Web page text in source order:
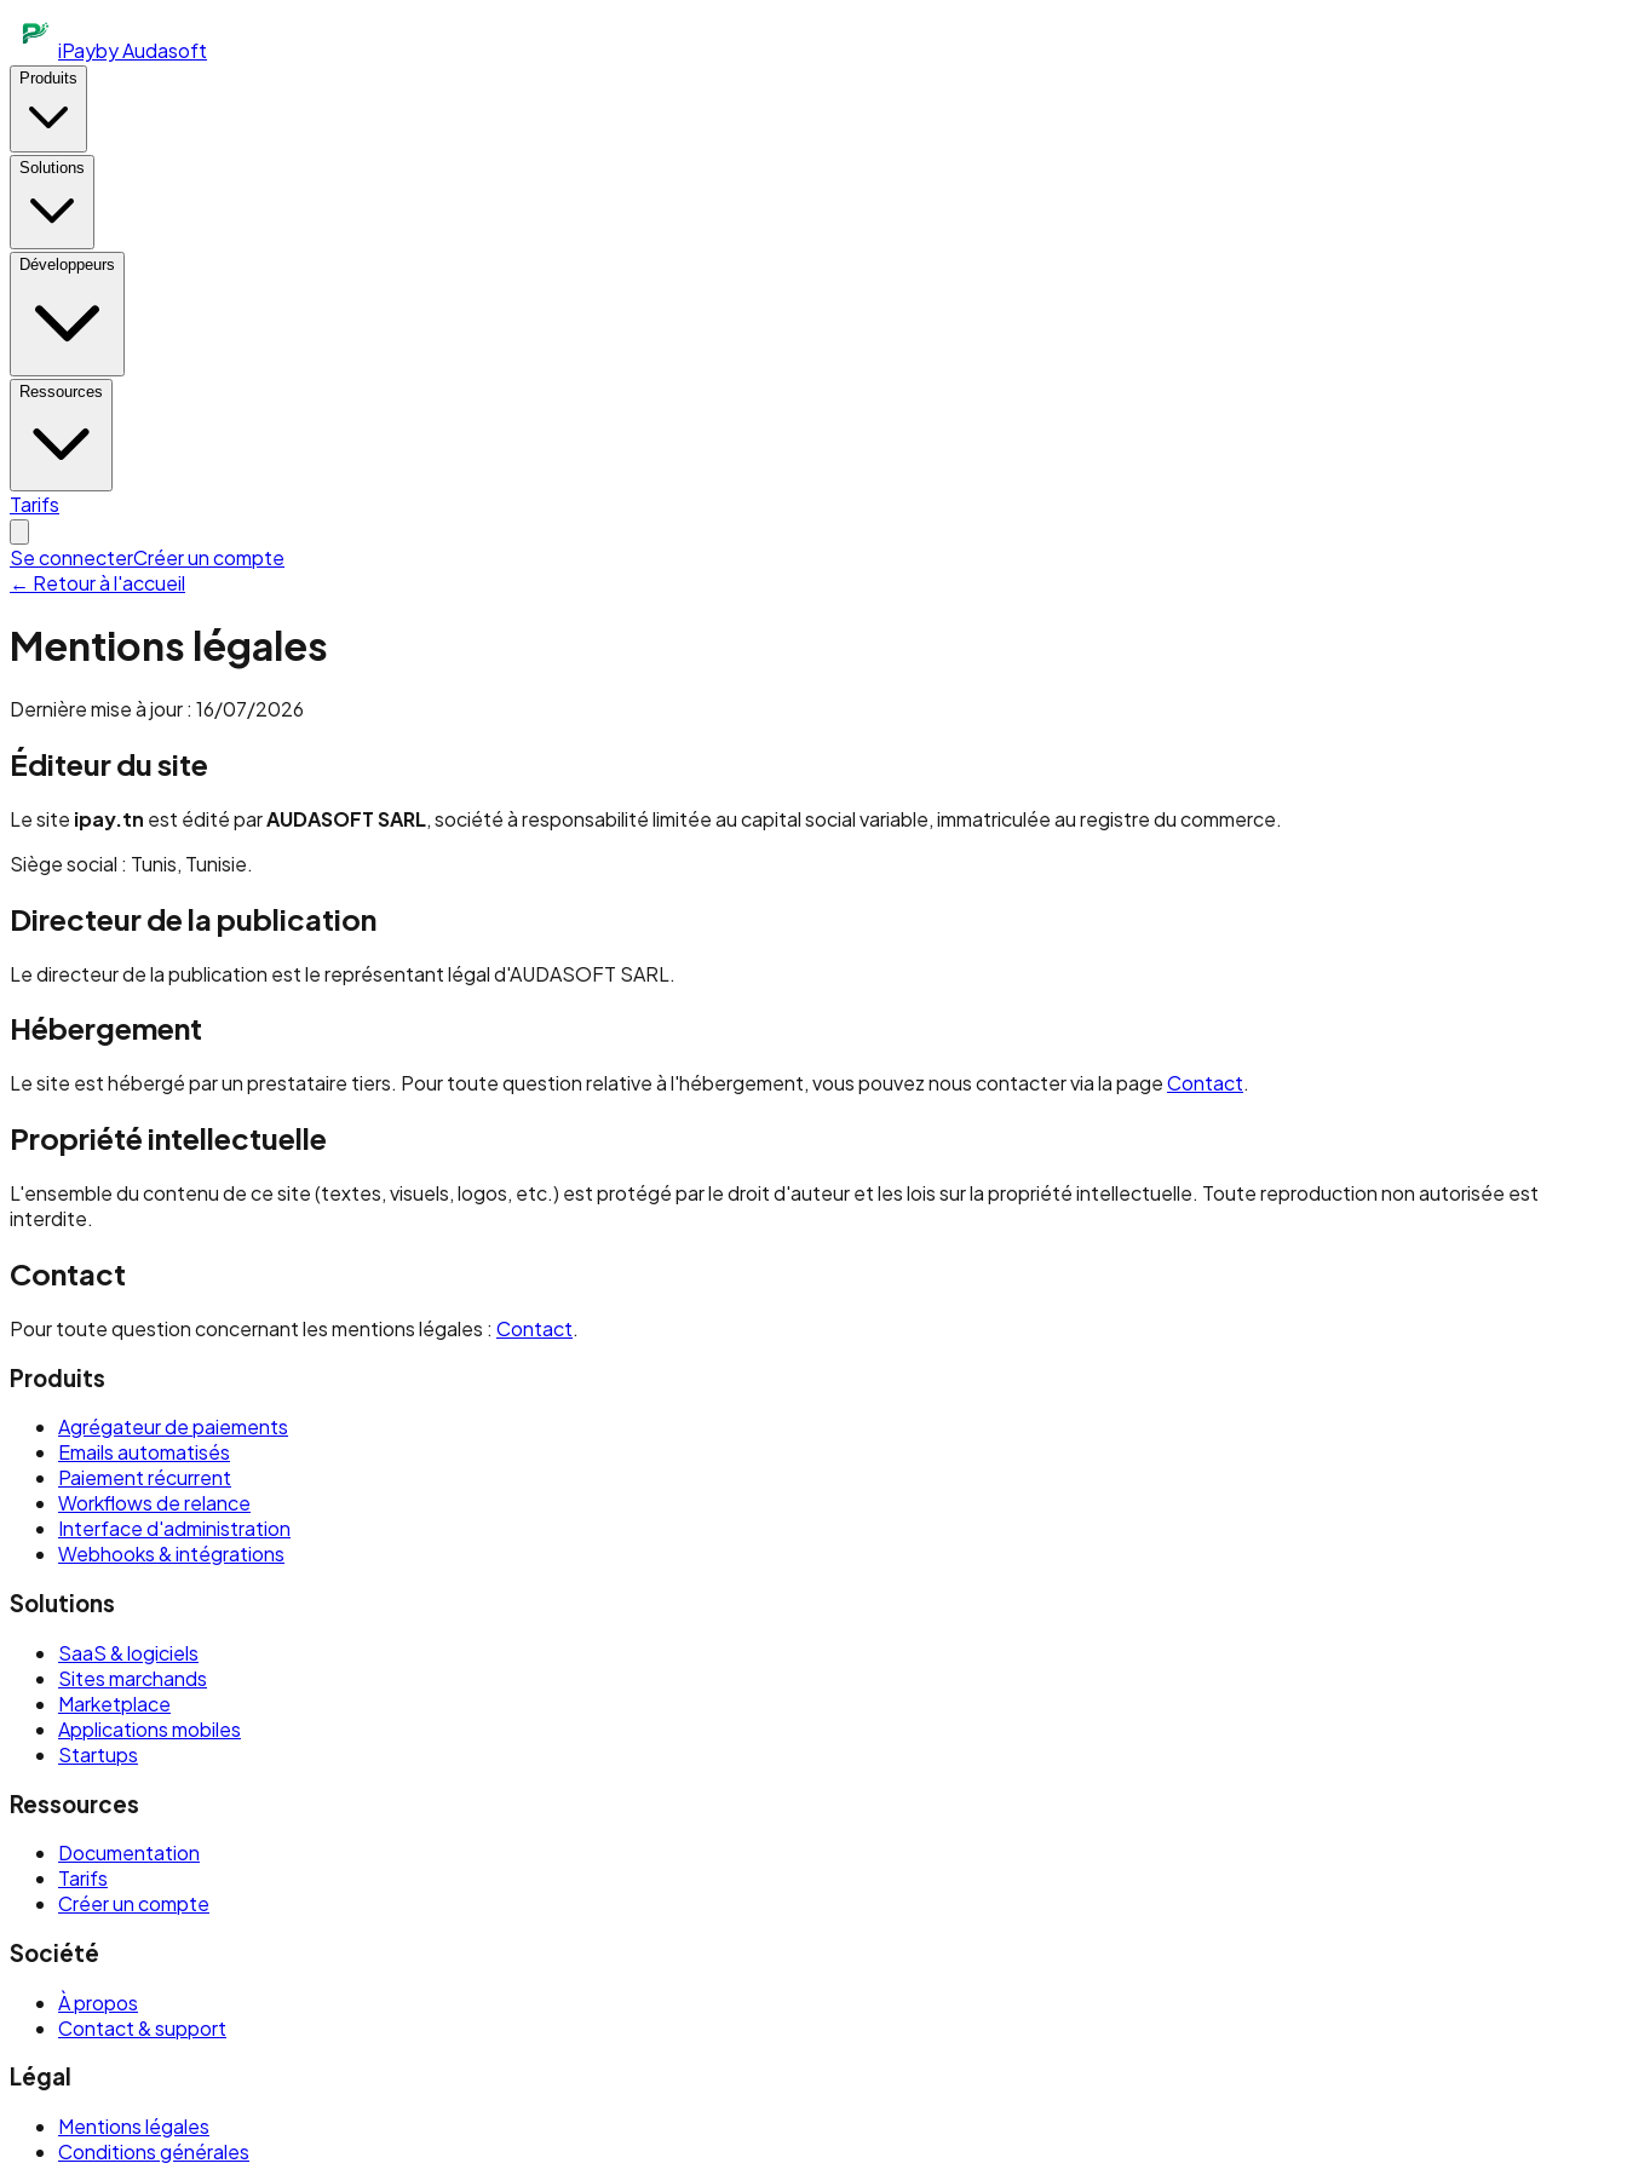
iPayby Audasoft
Produits
Solutions
Développeurs
Ressources
Tarifs
Se connecterCréer un compte
← Retour à l'accueil
Mentions légales
Dernière mise à jour : 16/07/2026
Éditeur du site
Le site ipay.tn est édité parAUDASOFT SARL, société à responsabilité limitée au capital social variable, immatriculée au registre du commerce.
Siège social : Tunis, Tunisie.
Directeur de la publication
Le directeur de la publication est le représentant légal d'AUDASOFT SARL.
Hébergement
Le site est hébergé par un prestataire tiers. Pour toute question relative à l'hébergement, vous pouvez nous contacter via la pageContact.
Propriété intellectuelle
L'ensemble du contenu de ce site (textes, visuels, logos, etc.) est protégé par le droit d'auteur et les lois sur la propriété intellectuelle. Toute reproduction non autorisée est
interdite.
Contact
Pour toute question concernant les mentions légales : Contact.
Produits
Agrégateur de paiements
Emails automatisés
Paiement récurrent
Workflows de relance
Interface d'administration
Webhooks & intégrations
Solutions
SaaS & logiciels
Sites marchands
Marketplace
Applications mobiles
Startups
Ressources
Documentation
Tarifs
Créer un compte
Société
À propos
Contact & support
Légal
Mentions légales
Conditions générales